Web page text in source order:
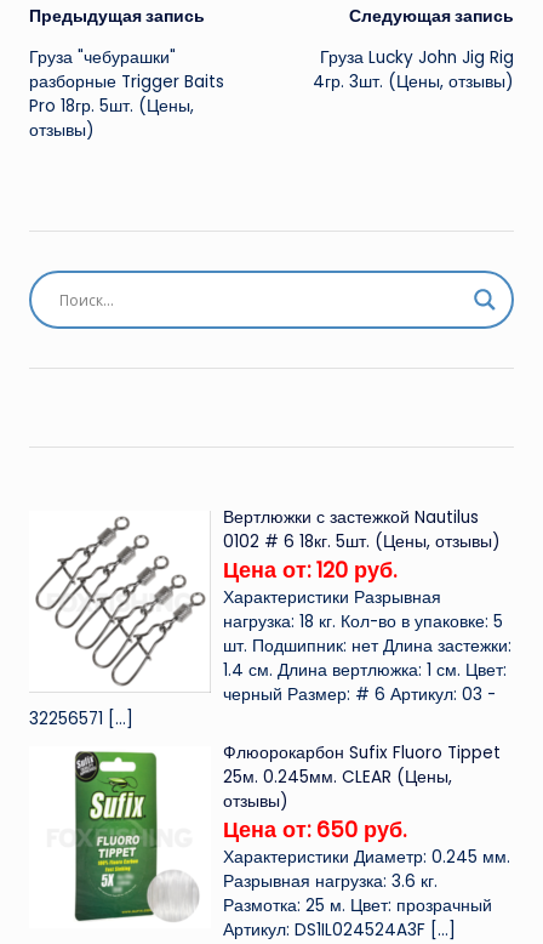
Навигация
записи
Предыдущая запись
Груза "чебурашки"
разборные Trigger Baits
Pro 18гр. 5шт. (Цены,
отзывы)
Следующая запись
Груза Lucky John Jig Rig
4гр. 3шт. (Цены, отзывы)
Вертлюжки с застежкой Nautilus
0102 # 6 18кг. 5шт. (Цены, отзывы)
Цена от: 120 руб.
Характеристики Разрывная
нагрузка: 18 кг. Кол-во в упаковке: 5
шт. Подшипник: нет Длина застежки:
1.4 см. Длина вертлюжка: 1 см. Цвет:
черный Размер: # 6 Артикул: 03 -
32256571 […]
Флюорокарбон Sufix Fluoro Tippet
25м. 0.245мм. CLEAR (Цены,
отзывы)
Цена от: 650 руб.
Характеристики Диаметр: 0.245 мм.
Разрывная нагрузка: 3.6 кг.
Размотка: 25 м. Цвет: прозрачный
Артикул: DS1IL024524A3F […]